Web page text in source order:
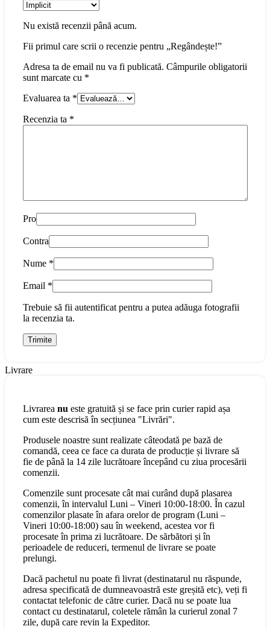
Nu există recenzii până acum.
Fii primul care scrii o recenzie pentru „Regândește!”
Adresa ta de email nu va fi publicată. Câmpurile obligatorii
sunt marcate cu *
Evaluarea ta *
Recenzia ta *
Pro
Contra
Nume *
Email *
Trebuie să fii autentificat pentru a putea adăuga fotografii
la recenzia ta.
Livrare
Livrarea nu este gratuită și se face prin curier rapid așa
cum este descrisă în secțiunea "Livrări".
Produsele noastre sunt realizate câteodată pe bază de
comandă, ceea ce face ca durata de producție și livrare să
fie de până la 14 zile lucrătoare începând cu ziua procesării
comenzii.
Comenzile sunt procesate cât mai curând după plasarea
comenzii, în intervalul Luni – Vineri 10:00-18:00. În cazul
comenzilor plasate în afara orelor de program (Luni –
Vineri 10:00-18:00) sau în weekend, acestea vor fi
procesate în prima zi lucrătoare. De sărbători și în
perioadele de reduceri, termenul de livrare se poate
prelungi.
Dacă pachetul nu poate fi livrat (destinatarul nu răspunde,
adresa specificată de dumneavoastră este greșită etc), veți fi
contactat telefonic de către curier. Dacă nu se poate lua
contact cu destinatarul, coletele rămân la curierul zonal 7
zile, după care revin la Expeditor.